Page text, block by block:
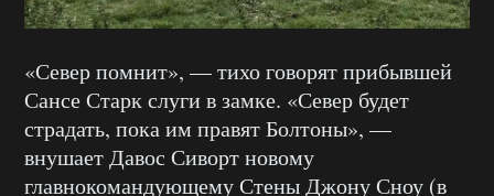
«Север помнит», — тихо говорят прибывшей
Сансе Старк слуги в замке. «Север будет
страдать, пока им правят Болтоны», —
внушает Давос Сиворт новому
главнокомандующему Стены Джону Сноу (в